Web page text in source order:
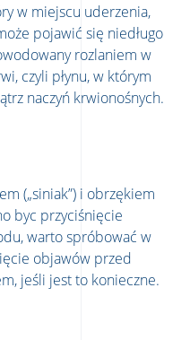
w miejscu uderzenia,
pojawić się niedługo
rozlaniem w
czyli płynu, w którym
naczyń krwionośnych.
(„siniak”) i obrzękiem
byc przyciśnięcie
warto spróbować w
objawów przed
jeśli jest to konieczne.